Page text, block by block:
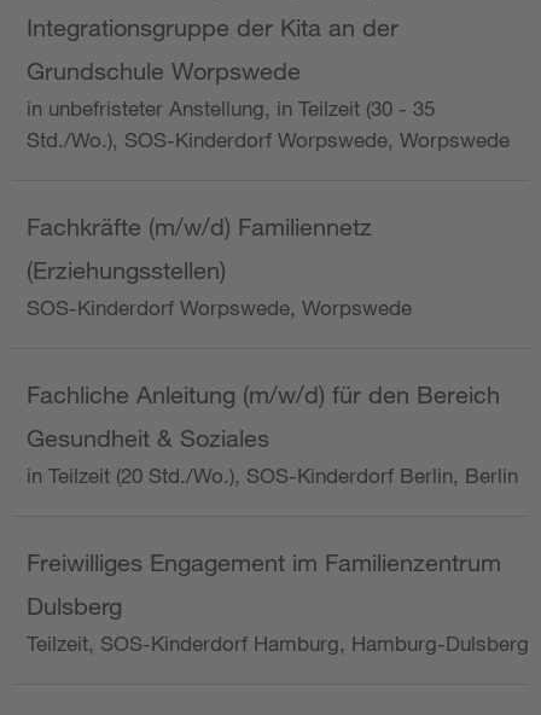
Integrationsgruppe der Kita an der
Grundschule Worpswede
in unbefristeter Anstellung, in Teilzeit (30 - 35
Std./Wo.), SOS-Kinderdorf Worpswede, Worpswede
Fachkräfte (m/w/d) Familiennetz
(Erziehungsstellen)
SOS-Kinderdorf Worpswede, Worpswede
Fachliche Anleitung (m/w/d) für den Bereich
Gesundheit & Soziales
in Teilzeit (20 Std./Wo.), SOS-Kinderdorf Berlin, Berlin
Freiwilliges Engagement im Familienzentrum
Dulsberg
Teilzeit, SOS-Kinderdorf Hamburg, Hamburg-Dulsberg